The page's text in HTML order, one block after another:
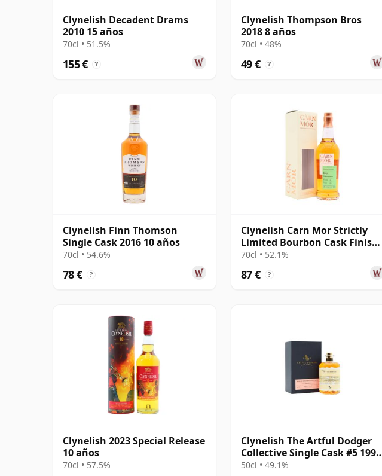
Clynelish Decadent Drams
2010 15 años
70cl • 51.5%
155 € ?
Clynelish Thompson Bros
2018 8 años
70cl • 48%
49 € ?
Clynelish Finn Thomson
Single Cask 2016 10 años
70cl • 54.6%
78 € ?
Clynelish Carn Mor Strictly
Limited Bourbon Cask Finish
Sing 2014 11 años
70cl • 52.1%
87 € ?
Clynelish 2023 Special Release
10 años
70cl • 57.5%
Clynelish The Artful Dodger
Collective Single Cask #5 1996
25 años
50cl • 49.1%